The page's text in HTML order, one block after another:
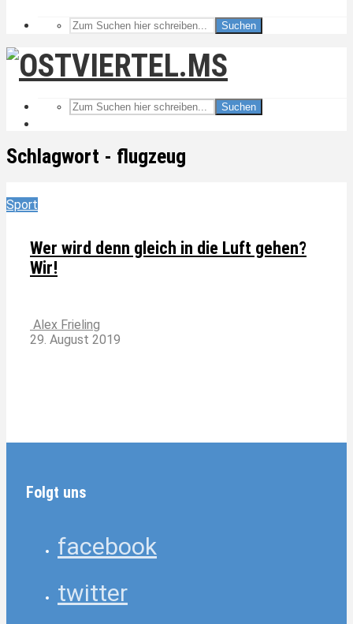
Suchen
Suchen
Schlagwort - flugzeug
Sport
Wer wird denn gleich in die Luft gehen?
Wir!
Alex Frieling
29. August 2019
Folgt uns
facebook
twitter